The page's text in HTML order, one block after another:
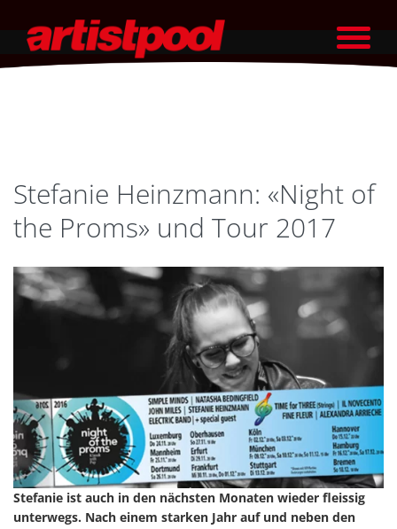
Stefanie Heinzmann: «Night of
the Proms» und Tour 2017
Stefanie ist auch in den nächsten Monaten wieder fleissig
unterwegs. Nach einem starken Jahr auf und neben den